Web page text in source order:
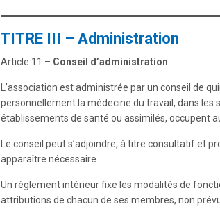
TITRE III – Administration
Article 11 – Conseil d’administration
L’association est administrée par un conseil de
personnellement la médecine du travail, dans les
établissements de santé ou assimilés, occupent
Le conseil peut s’adjoindre, à titre consultatif et
apparaître nécessaire.
Un règlement intérieur fixe les modalités de
attributions de chacun de ses membres, non